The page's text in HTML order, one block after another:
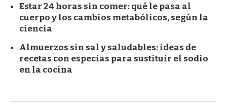
Estar 24 horas sin comer: qué le pasa al
cuerpo y los cambios metabólicos, según la
ciencia
Almuerzos sin sal y saludables: ideas de
recetas con especias para sustituir el sodio
en la cocina